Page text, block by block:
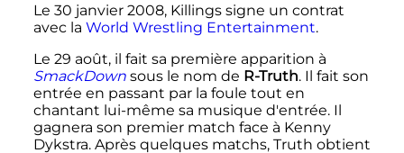
Le 30 janvier 2008, Killings signe un contrat
avec la World Wrestling Entertainment.
Le 29 août, il fait sa première apparition à
SmackDownsous le nom de R-Truth. Il fait son
entrée en passant par la foule tout en
chantant lui-même sa musique d'entrée. Il
gagnera son premier match face à Kenny
Dykstra. Après quelques matchs, Truth obtient